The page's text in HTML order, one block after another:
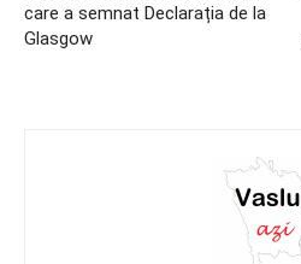
care a semnat Declarația de la
Glasgow